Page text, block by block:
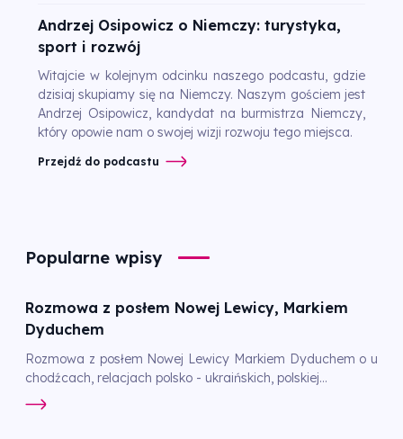
Andrzej Osipowicz o Niemczy: turystyka,
sport i rozwój
Witajcie w kolejnym odcinku naszego podcastu, gdzie
dzisiaj skupiamy się na Niemczy. Naszym gościem jest
Andrzej Osipowicz, kandydat na burmistrza Niemczy,
który opowie nam o swojej wizji rozwoju tego miejsca.
Przejdź do podcastu
Popularne wpisy
Rozmowa z posłem Nowej Lewicy, Markiem
Dyduchem
Rozmowa z posłem Nowej Lewicy Markiem Dyduchem o u
chodźcach, relacjach polsko - ukraińskich, polskiej...